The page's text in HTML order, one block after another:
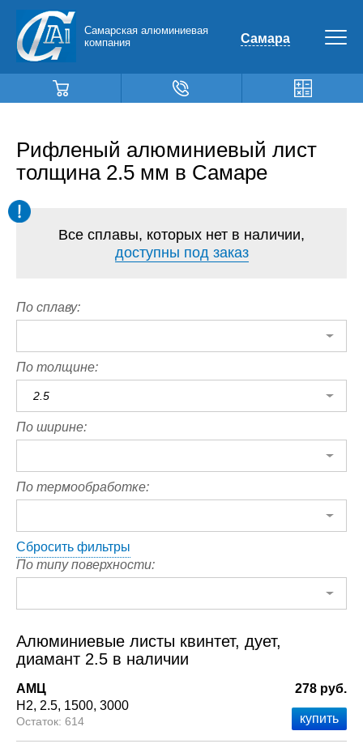
Самарская алюминиевая
компания
Самара
Рифленый алюминиевый лист
толщина 2.5 мм в Самаре
Все сплавы, которых нет в наличии,
доступны под заказ
По сплаву:
По толщине:
2.5
По ширине:
По термообработке:
Сбросить фильтры
По типу поверхности:
Алюминиевые листы квинтет, дует,
диамант 2.5 в наличии
АМЦ
Н2 2.5 1500 3000
614
278 руб.